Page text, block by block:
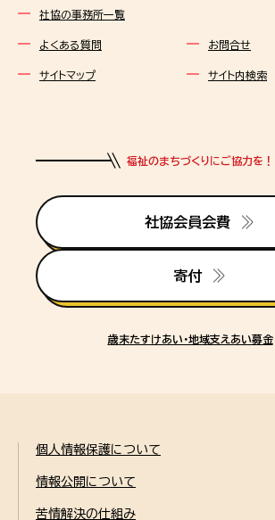
社協の事務所一覧
よくある質問 お問合せ
サイトマップ サイト内検索
福祉のまちづくりにご協力を！
社協会員会費
寄付
歳末たすけあい・地域支えあい募金
個人情報保護について
情報公開について
苦情解決の仕組み